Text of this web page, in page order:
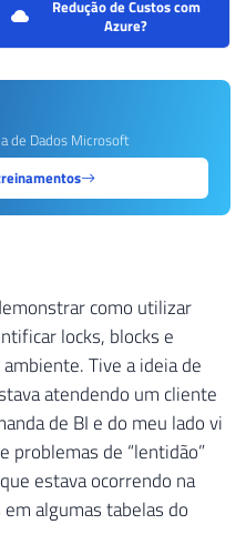
Redução de Custos com
Azure?
de Dados Microsoft
como utilizar
locks, blocks e
Tive a ideia de
atendendo um cliente
de BI e do meu lado vi
problemas de “lentidão”
estava ocorrendo na
algumas tabelas do